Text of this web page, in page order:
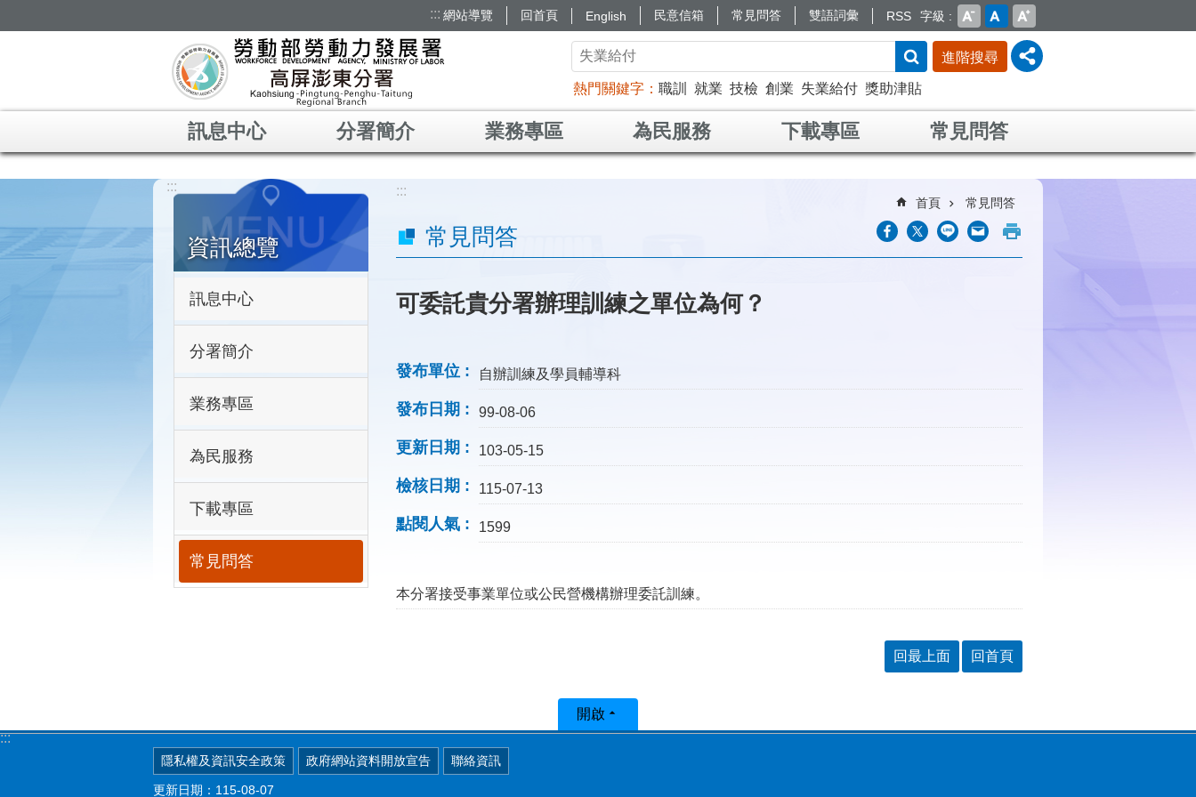
::: 網站導覽 回首頁 English 民意信箱 常見問答 雙語詞彙 RSS 字級
進階搜尋
熱門關鍵字 職訓 就業 技檢 創業 失業給付 獎助津貼
訊息中心 分署簡介 業務專區 為民服務 下載專區 常見問答
:::
資訊總覽
訊息中心
分署簡介
業務專區
為民服務
下載專區
常見問答
:::
首頁 常見問答
常見問答
可委託貴分署辦理訓練之單位為何？
發布單位 自辦訓練及學員輔導科
發布日期 99-08-06
更新日期 103-05-15
檢核日期 115-07-13
點閱人氣 1599
本分署接受事業單位或公民營機構辦理委託訓練。
回最上面 回首頁
:::
開啟
隱私權及資訊安全政策 政府網站資料開放宣告 聯絡資訊
更新日期：115-08-07